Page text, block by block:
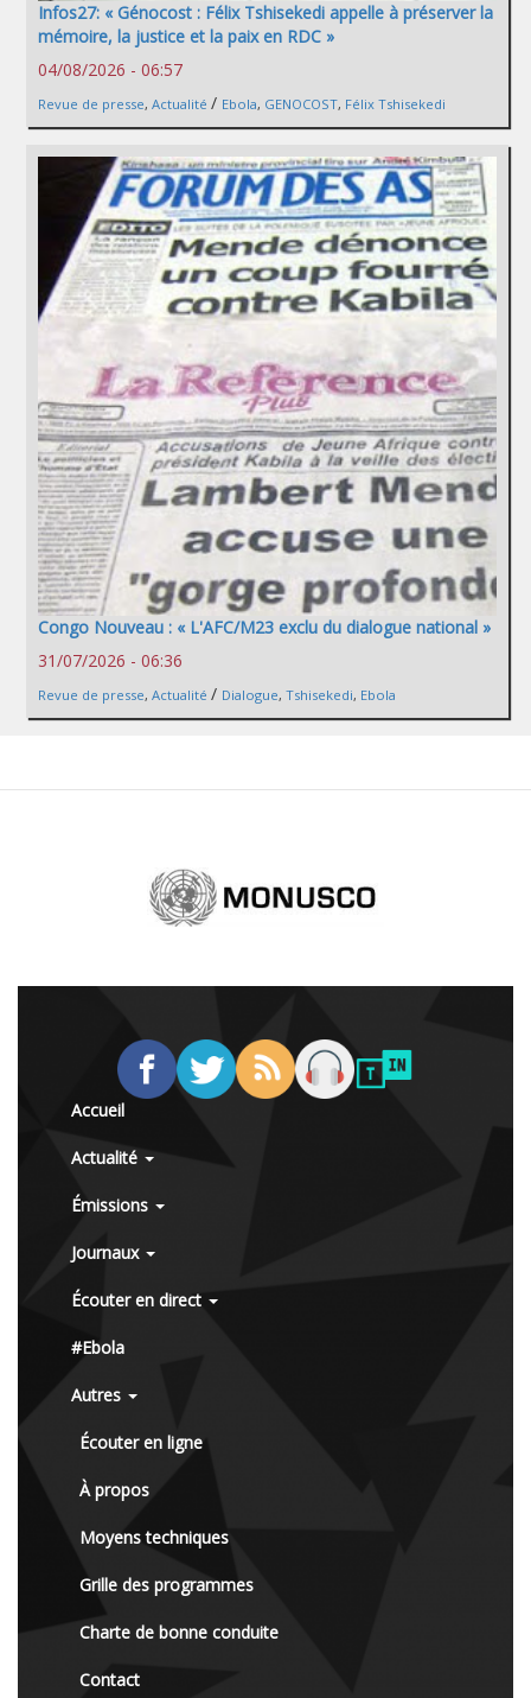
Infos27: « Génocost : Félix Tshisekedi appelle à préserver la
mémoire, la justice et la paix en RDC »
04/08/2026 - 06:57
Revue de presse, Actualité / Ebola, GENOCOST, Félix Tshisekedi
Congo Nouveau : « L'AFC/M23 exclu du dialogue national »
31/07/2026 - 06:36
Revue de presse, Actualité / Dialogue, Tshisekedi, Ebola
Accueil
Actualité
Émissions
Journaux
Écouter en direct
#Ebola
Autres
Écouter en ligne
À propos
Moyens techniques
Grille des programmes
Charte de bonne conduite
Contact